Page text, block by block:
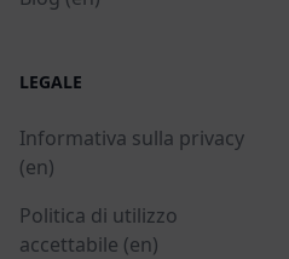
LEGALE
Informativa sulla privacy
(en)
Politica di utilizzo
accettabile (en)